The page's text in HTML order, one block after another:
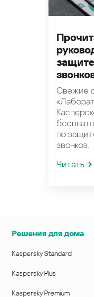
Свежие
по
звонков.
Читать
Решения для дома
Kaspersky Standard
Kaspersky Plus
Kaspersky Premium